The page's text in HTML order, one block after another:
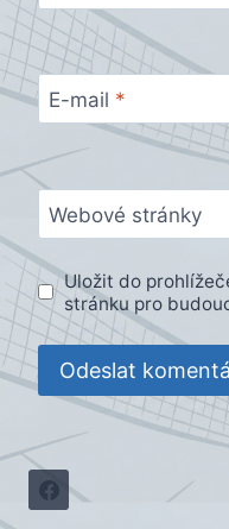
E-mail *
Webové stránky
Uložit do
stránku pro